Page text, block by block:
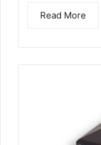
Read More